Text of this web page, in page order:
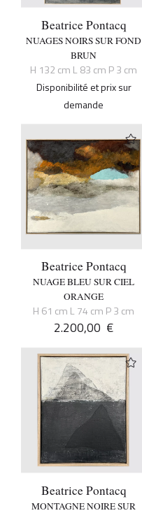
Beatrice Pontacq
NUAGES NOIRS SUR FOND
BRUN
H 132 cm L 83 cm P 3 cm
Disponibilité et prix sur
demande
Beatrice Pontacq
NUAGE BLEU SUR CIEL
ORANGE
H 61 cm L 74 cm P 3 cm
2.200,00 €
Beatrice Pontacq
MONTAGNE NOIRE SUR